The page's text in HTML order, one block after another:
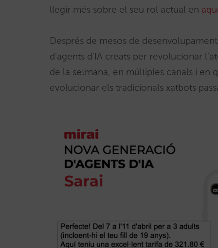
llegir més sobre el seu rol actual en
Després de mesos de
d’agents d’IA creats per revolucionar
de la setmana, en múltiples canals i en
evolucionar els tradicionals xatbots